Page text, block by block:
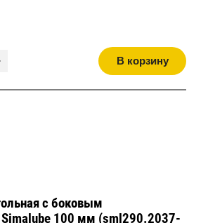
В корзину
с боковым
100 мм (sml290.2037-